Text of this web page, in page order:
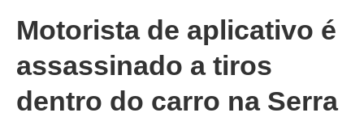
Motorista de aplicativo é
assassinado a tiros
dentro do carro na Serra